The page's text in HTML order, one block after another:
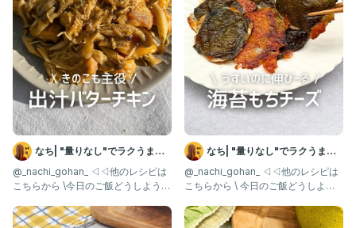
なち| "量りなし"でラクうまご
はん
@_nachi_gohan_ ◁◁他のレシピは
こちらから \今日のご飯どうしよう？
なち| "量りなし"でラクうまご
はん
@_nachi_gohan_ ◁◁他のレシピは
こちらから \ 今日のご飯どうしよ